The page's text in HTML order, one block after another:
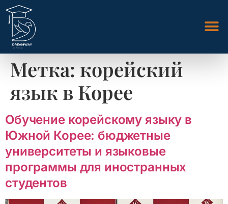
Метка:корейский
язык в Корее
Обучение корейскому языку в
Южной Корее: бюджетные
университеты и языковые
программы для иностранных
студентов